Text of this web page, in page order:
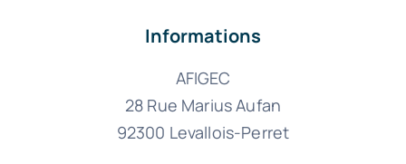
Informations
AFIGEC
28 Rue Marius Aufan
92300 Levallois-Perret